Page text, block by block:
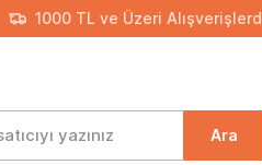
1000 TL ve Üzeri
Ara